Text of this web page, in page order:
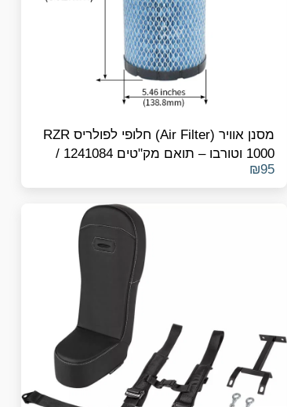
מסנן אוויר (Air Filter) חלופי לפולריס RZR
1000 וטורבו – תואם מק"טים 1241084 /
1240822
₪95